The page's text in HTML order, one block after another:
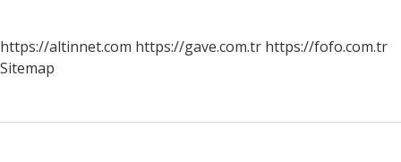
Arasindaki
https://altinnet.com https://gave.com.tr https://fofo.com.tr
Sitemap